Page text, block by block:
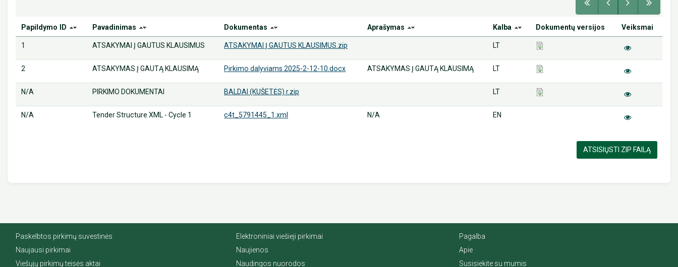
Papildymo ID Pavadinimas Dokumentas Aprašymas Kalba Dokumentų versijos Veiksmai
1 ATSAKYMAI Į GAUTUS KLAUSIMUS ATSAKYMAI Į GAUTUS KLAUSIMUS.zip LT
2 ATSAKYMAS Į GAUTĄ KLAUSIMĄ Pirkimo dalyviams 2025-2-12-10.docx ATSAKYMAS Į GAUTĄ KLAUSIMĄ LT
N/A PIRKIMO DOKUMENTAI BALDAI (KUŠETĖS) r.zip LT
N/A Tender Structure XML - Cycle 1 c4t_5791445_1.xml N/A EN
ATSISIŲSTI ZIP FAILĄ
Paskelbtos pirkimų suvestinės
Naujausi pirkimai
Viešųjų pirkimų teisės aktai
Elektroniniai viešieji pirkimai
Naujienos
Naudingos nuorodos
Pagalba
Apie
Susisiekite su mumis